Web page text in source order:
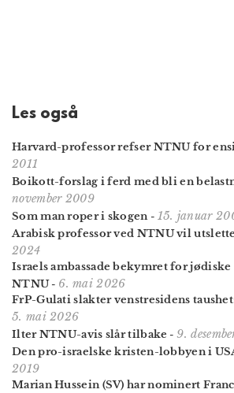
Les også
Harvard-professor refser NTNU for
2011
Boikott-forslag i ferd med bli en
november 2009
Som man roper i skogen- 15. januar
Arabisk professor ved NTNU vil
2024
Israels ambassade bekymret for
NTNU- 6. mai 2026
FrP-Gulati slakter venstresidens
5. mai 2026
Ilter NTNU-avis slår tilbake -9.
Den pro-israelske kristen-lobbyen i
2019
Marian Hussein (SV) har nominert